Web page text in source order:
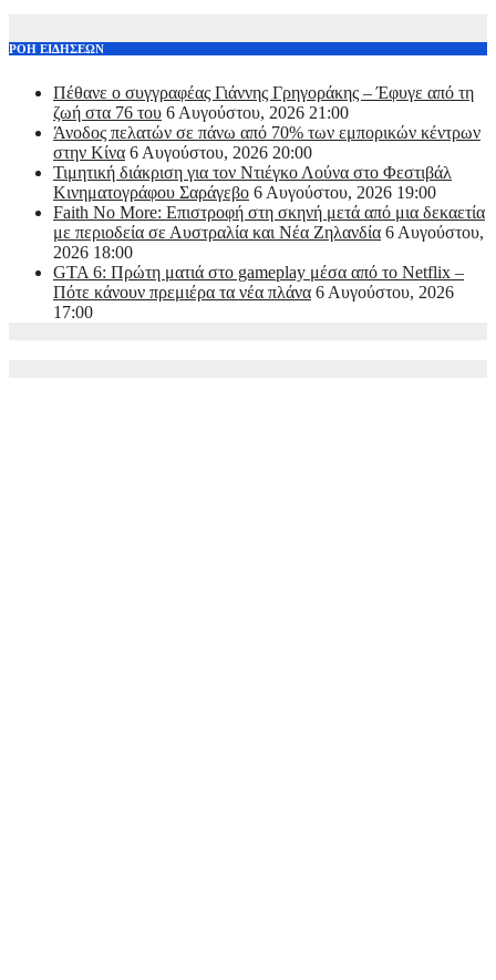
ΡΟΗ ΕΙΔΗΣΕΩΝ
Πέθανε ο συγγραφέας Γιάννης Γρηγοράκης – Έφυγε από τη
ζωή στα 76 του 6 Αυγούστου, 2026 21:00
Άνοδος πελατών σε πάνω από 70% των εμπορικών κέντρων
στην Κίνα 6 Αυγούστου, 2026 20:00
Τιμητική διάκριση για τον Ντιέγκο Λούνα στο Φεστιβάλ
Κινηματογράφου Σαράγεβο 6 Αυγούστου, 2026 19:00
Faith No More: Επιστροφή στη σκηνή μετά από μια δεκαετία
με περιοδεία σε Αυστραλία και Νέα Ζηλανδία 6 Αυγούστου,
2026 18:00
GTA 6: Πρώτη ματιά στο gameplay μέσα από το Netflix –
Πότε κάνουν πρεμιέρα τα νέα πλάνα 6 Αυγούστου, 2026
17:00